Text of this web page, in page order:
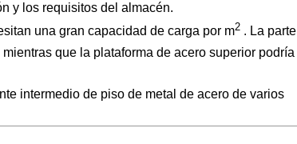
y los requisitos del almacén.
una gran capacidad de carga por m2 . La parte
que la plataforma de acero superior podría
intermedio de piso de metal de acero de varios